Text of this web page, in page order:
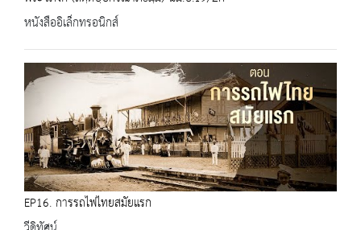
หนังสืออิเล็กทรอนิกส์
EP16. การรถไฟไทยสมัยแรก